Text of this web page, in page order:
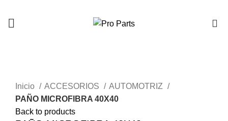
Inicio
ACCESORIOS
AUTOMOTRIZ
PAÑO MICROFIBRA 40X40
Back to products